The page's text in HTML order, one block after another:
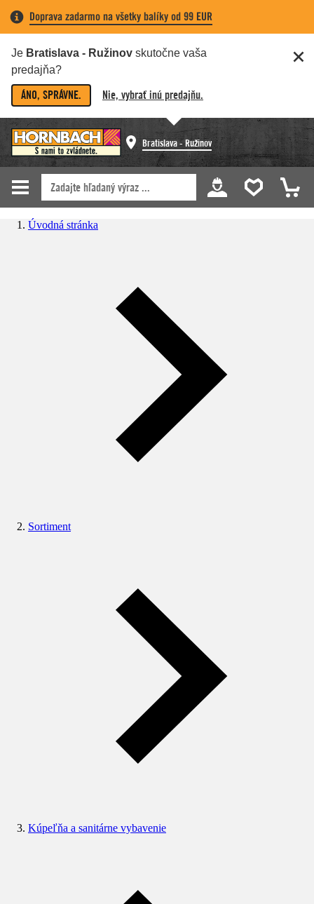
Doprava zadarmo na všetky balíky od 99 EUR
Je Bratislava - Ružinov skutočne vaša
predajňa?
ÁNO, SPRÁVNE. Nie, vybrať inú predajňu.
Bratislava - Ružinov
Úvodná stránka
Sortiment
Kúpeľňa a sanitárne vybavenie